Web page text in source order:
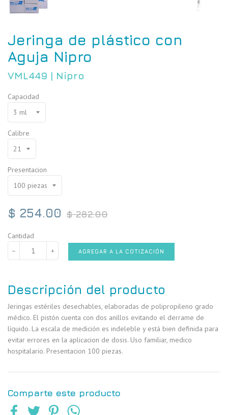
Jeringa de plástico con
Aguja Nipro
VML449 | Nipro
Capacidad
Calibre
Presentacion
Precio
habitual
$ 254.00 $ 282.00
Cantidad
−
+ AGREGAR A LA COTIZACIÓN
Descripción del producto
Jeringas estériles desechables, elaboradas de polipropileno grado
médico. El pistón cuenta con dos anillos evitando el derrame de
líquido. La escala de medición es indeleble y está bien definida para
evitar errores en la aplicacion de dosis. Uso familiar, medico
hospitalario. Presentacion 100 piezas.
Comparte este producto